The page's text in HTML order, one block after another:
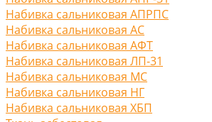
Набивка сальниковая АПРПС
Набивка сальниковая АС
Набивка сальниковая АФТ
Набивка сальниковая ЛП-31
Набивка сальниковая МС
Набивка сальниковая НГ
Набивка сальниковая ХБП